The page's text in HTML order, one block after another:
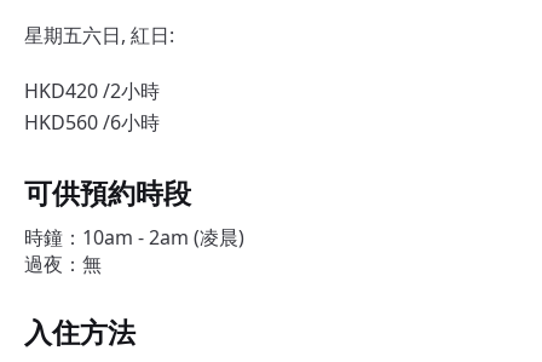
星期五六日, 紅日:
HKD420 /2小時
HKD560 /6小時
可供預約時段
時鐘：10am - 2am (凌晨)
過夜：無
入住方法